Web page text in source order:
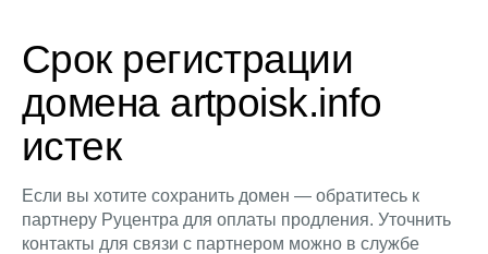
Срок регистрации
домена artpoisk.info
истек
Если вы хотите сохранить домен — обратитесь к
партнеру Руцентра для оплаты продления. Уточнить
контакты для связи с партнером можно в службе